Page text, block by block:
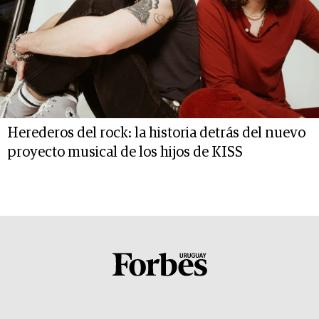
Herederos del rock: la historia detrás del nuevo
proyecto musical de los hijos de KISS